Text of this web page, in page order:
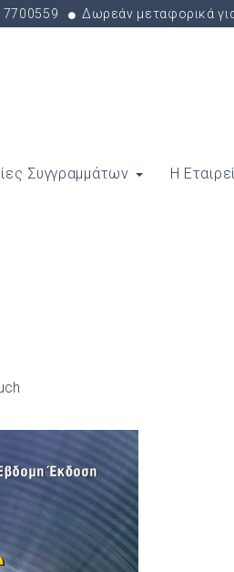
7700559 Δωρεάν μεταφορικά
Συγγραμμάτων Η